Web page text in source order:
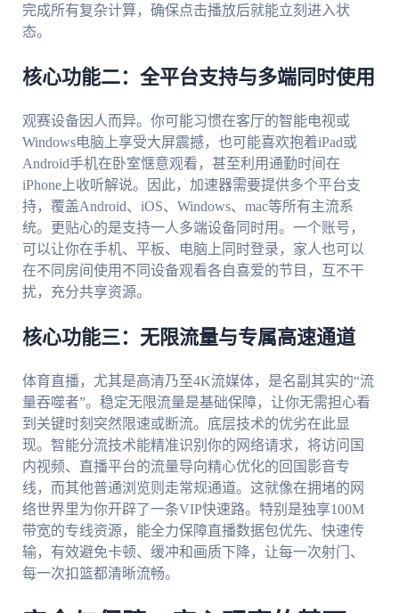
完成所有复杂计算，确保点击播放后就能立刻进入状
态。
核心功能二：全平台支持与多端同时使用
观赛设备因人而异。你可能习惯在客厅的智能电视或
Windows电脑上享受大屏震撼，也可能喜欢抱着iPad或
Android手机在卧室惬意观看，甚至利用通勤时间在
iPhone上收听解说。因此，加速器需要提供多个平台支
持，覆盖Android、iOS、Windows、mac等所有主流系
统。更贴心的是支持一人多端设备同时用。一个账号，
可以让你在手机、平板、电脑上同时登录，家人也可以
在不同房间使用不同设备观看各自喜爱的节目，互不干
扰，充分共享资源。
核心功能三：无限流量与专属高速通道
体育直播，尤其是高清乃至4K流媒体，是名副其实的“流
量吞噬者”。稳定无限流量是基础保障，让你无需担心看
到关键时刻突然限速或断流。底层技术的优劣在此显
现。智能分流技术能精准识别你的网络请求，将访问国
内视频、直播平台的流量导向精心优化的回国影音专
线，而其他普通浏览则走常规通道。这就像在拥堵的网
络世界里为你开辟了一条VIP快速路。特别是独享100M
带宽的专线资源，能全力保障直播数据包优先、快速传
输，有效避免卡顿、缓冲和画质下降，让每一次射门、
每一次扣篮都清晰流畅。